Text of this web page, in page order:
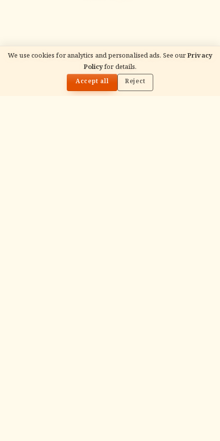
We use cookies for analytics and personalised ads. See ourPrivacy
Policyfor details.
Accept all Reject